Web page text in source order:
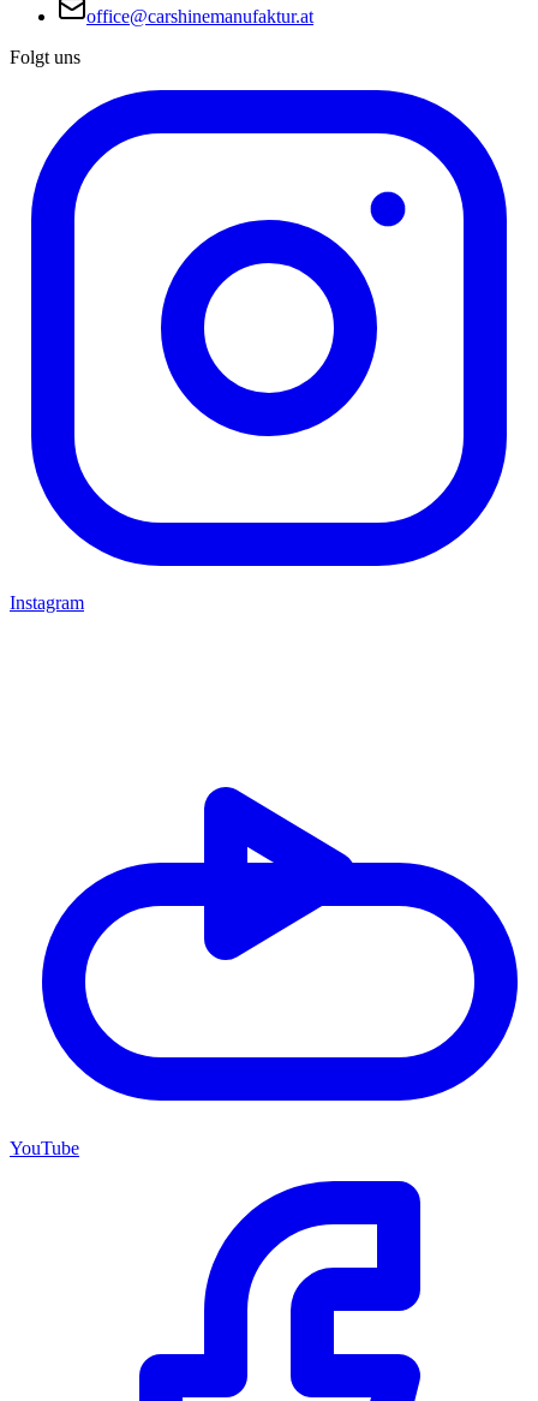
office@carshinemanufaktur.at
Folgt uns
Instagram
YouTube